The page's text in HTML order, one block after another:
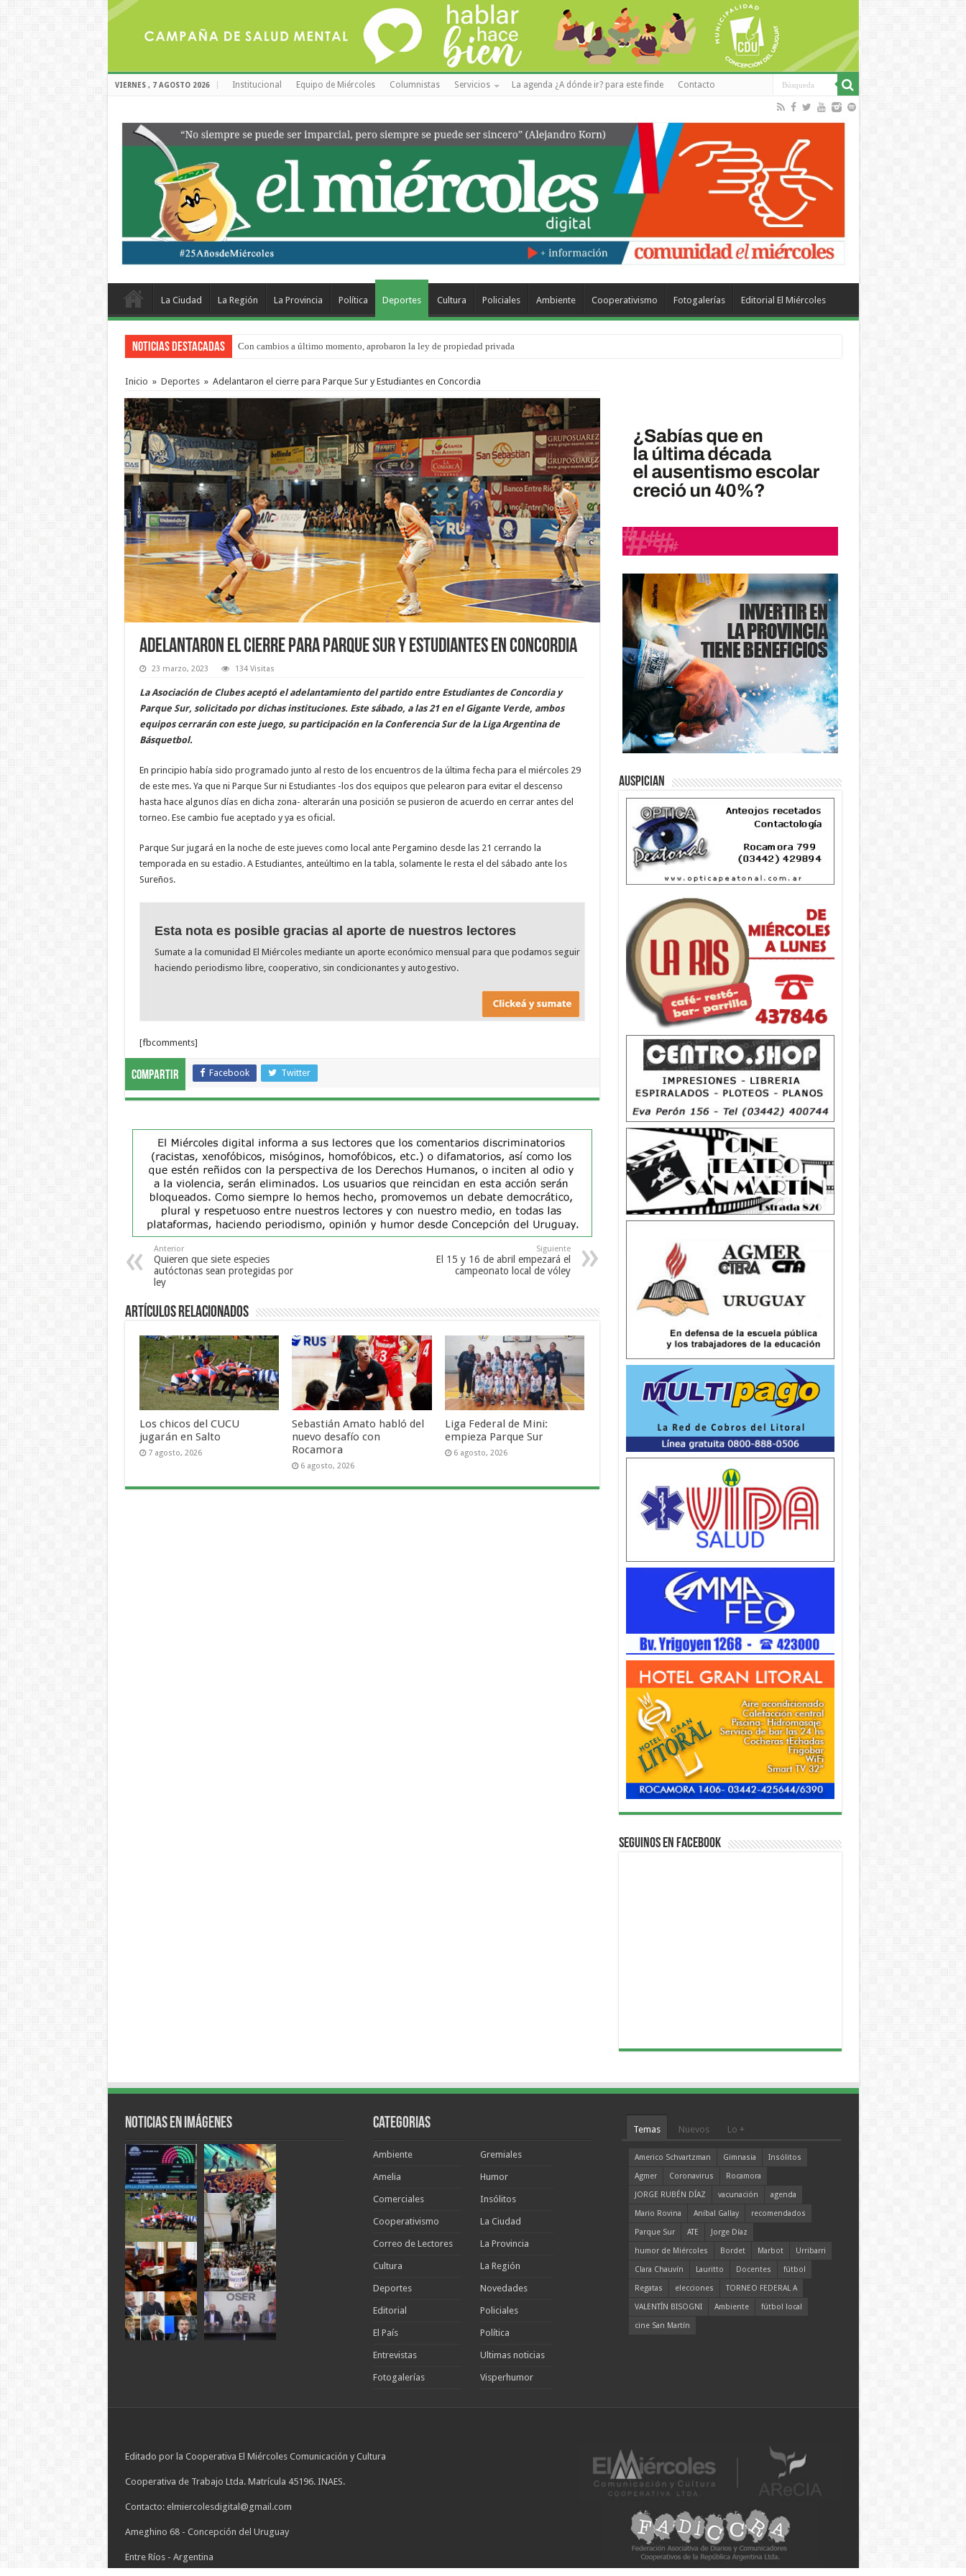
VIERNES , 7 AGOSTO 2026 Institucional Equipo de Miércoles Columnistas Servicios La agenda ¿A dónde ir? para este finde Contacto
La Ciudad La Región La Provincia Política Deportes Cultura Policiales Ambiente Cooperativismo Fotogalerías Editorial El Miércoles
Noticias Destacadas Con cambios a último momento, aprobaron la ley de propiedad privada
Inicio » Deportes » Adelantaron el cierre para Parque Sur y Estudiantes en Concordia
Adelantaron el cierre para Parque Sur y Estudiantes en Concordia
23 marzo, 2023 134 Visitas
La Asociación de Clubes aceptó el adelantamiento del partido entre Estudiantes de Concordia y
Parque Sur, solicitado por dichas instituciones. Este sábado, a las 21 en el Gigante Verde, ambos
equipos cerrarán con este juego, su participación en la Conferencia Sur de la Liga Argentina de
Básquetbol.
En principio había sido programado junto al resto de los encuentros de la última fecha para el miércoles 29
de este mes. Ya que ni Parque Sur ni Estudiantes -los dos equipos que pelearon para evitar el descenso
hasta hace algunos días en dicha zona- alterarán una posición se pusieron de acuerdo en cerrar antes del
torneo. Ese cambio fue aceptado y ya es oficial.
Parque Sur jugará en la noche de este jueves como local ante Pergamino desde las 21 cerrando la
temporada en su estadio. A Estudiantes, anteúltimo en la tabla, solamente le resta el del sábado ante los
Sureños.
Esta nota es posible gracias al aporte de nuestros lectores
Sumate a la comunidad El Miércoles mediante un aporte económico mensual para que podamos seguir
haciendo periodismo libre, cooperativo, sin condicionantes y autogestivo.
[fbcomments]
Compartir Facebook Twitter
Anterior
Quieren que siete especies
autóctonas sean protegidas por
ley
Siguiente
El 15 y 16 de abril empezará el
campeonato local de vóley
Artículos Relacionados
Los chicos del CUCU
jugarán en Salto
7 agosto, 2026
Sebastián Amato habló del
nuevo desafío con
Rocamora
6 agosto, 2026
Liga Federal de Mini:
empieza Parque Sur
6 agosto, 2026
Auspician
Seguinos en Facebook
Noticias en Imágenes Categorias
Ambiente
Amelia
Comerciales
Cooperativismo
Correo de Lectores
Cultura
Deportes
Editorial
El País
Entrevistas
Fotogalerías
Gremiales
Humor
Insólitos
La Ciudad
La Provincia
La Región
Novedades
Policiales
Política
Ultimas noticias
Visperhumor
Temas Nuevos Lo +
Americo Schvartzman Gimnasia
Insólitos
Agmer
Coronavirus
Rocamora
JORGE RUBÉN DÍAZ
vacunación
agenda
Mario Rovina
Aníbal Gallay
recomendados
Parque Sur
ATE
Jorge Díaz
humor de Miércoles
Bordet Marbot
Urribarri
Clara Chauvín
Lauritto Docentes
fútbol
Regatas
elecciones
TORNEO FEDERAL A
VALENTÍN BISOGNI
Ambiente
fútbol local
cine San Martín
Editado por la Cooperativa El Miércoles Comunicación y Cultura
Cooperativa de Trabajo Ltda. Matrícula 45196. INAES.
Contacto: elmiercolesdigital@gmail.com
Ameghino 68 - Concepción del Uruguay
Entre Ríos - Argentina